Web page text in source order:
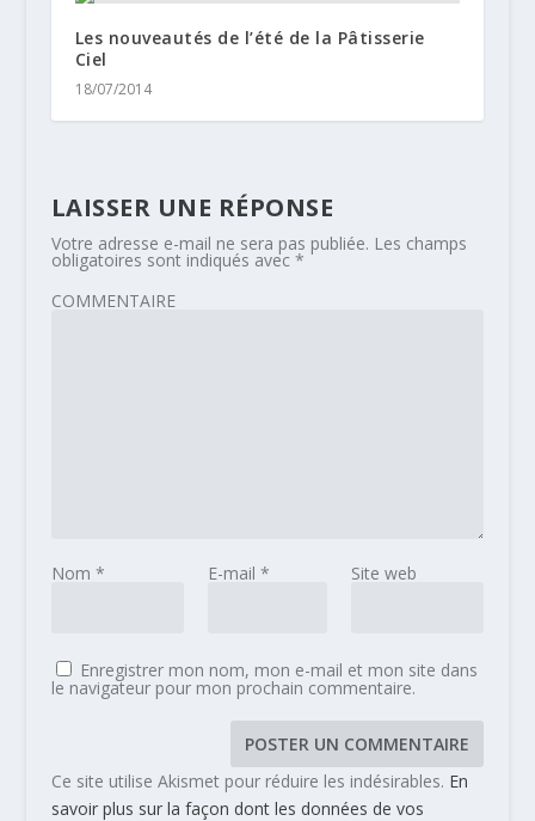
Les nouveautés de l’été de la Pâtisserie
Ciel
18/07/2014
LAISSER UNE RÉPONSE
Votre adresse e-mail ne sera pas publiée. Les champs
obligatoires sont indiqués avec *
COMMENTAIRE
Nom * E-mail * Site web
Enregistrer mon nom, mon e-mail et mon site dans
le navigateur pour mon prochain commentaire.
Ce site utilise Akismet pour réduire les indésirables. En
savoir plus sur la façon dont les données de vos